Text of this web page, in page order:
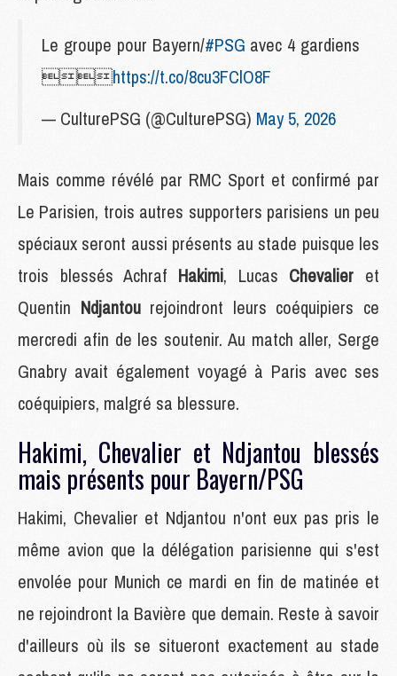
Le groupe pour Bayern/#PSG avec 4 gardiens
https://t.co/8cu3FClO8F
— CulturePSG (@CulturePSG) May 5, 2026
Mais comme révélé par RMC Sport et confirmé par
Le Parisien, trois autres supporters parisiens un peu
spéciaux seront aussi présents au stade puisque les
trois blessés Achraf Hakimi, Lucas Chevalier et
Quentin Ndjantou rejoindront leurs coéquipiers ce
mercredi afin de les soutenir. Au match aller, Serge
Gnabry avait également voyagé à Paris avec ses
coéquipiers, malgré sa blessure.
Hakimi, Chevalier et Ndjantou blessés
mais présents pour Bayern/PSG
Hakimi, Chevalier et Ndjantou n'ont eux pas pris le
même avion que la délégation parisienne qui s'est
envolée pour Munich ce mardi en fin de matinée et
ne rejoindront la Bavière que demain. Reste à savoir
d'ailleurs où ils se situeront exactement au stade